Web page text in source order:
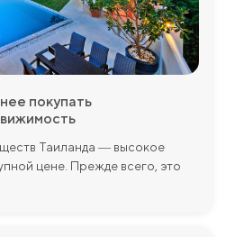
покупать
Таиланда ― высокое
цене. Прежде всего, это